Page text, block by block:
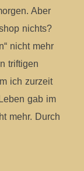
Aber
nichts?
nicht mehr
triftigen
ich zurzeit
gab im
mehr. Durch